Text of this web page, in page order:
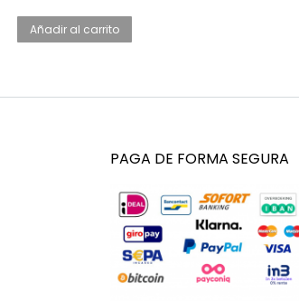
Añadir al carrito
PAGA DE FORMA SEGURA